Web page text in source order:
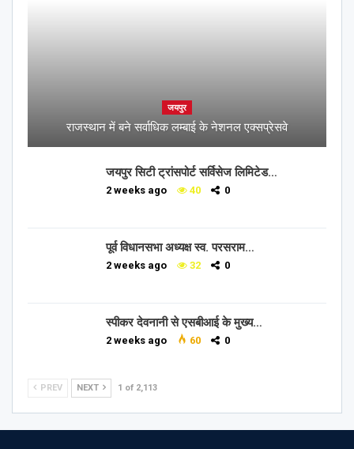
जयपुर
राजस्थान में बने सर्वाधिक लम्बाई के नेशनल एक्सप्रेसवे
जयपुर सिटी ट्रांसपोर्ट सर्विसेज लिमिटेड…
2 weeks ago 40 0
पूर्व विधानसभा अध्यक्ष स्व. परसराम…
2 weeks ago 32 0
स्पीकर देवनानी से एसबीआई के मुख्य…
2 weeks ago 60 0
PREV NEXT 1 of 2,113